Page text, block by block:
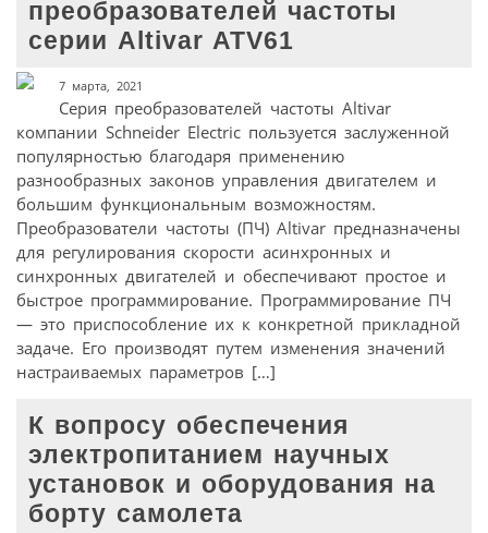
преобразователей частоты
серии Altivar ATV61
7 марта, 2021
Серия преобразователей частоты Altivar
компании Schneider Electric пользуется заслуженной
популярностью благодаря применению
разнообразных законов управления двигателем и
большим функциональным возможностям.
Преобразователи частоты (ПЧ) Altivar предназначены
для регулирования скорости асинхронных и
синхронных двигателей и обеспечивают простое и
быстрое программирование. Программирование ПЧ
— это приспособление их к конкретной прикладной
задаче. Его производят путем изменения значений
настраиваемых параметров […]
К вопросу обеспечения
электропитанием научных
установок и оборудования на
борту самолета